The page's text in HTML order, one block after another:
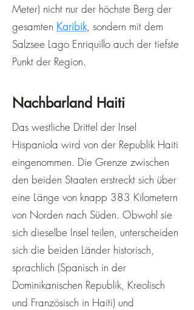
Meter) nicht nur der höchste Berg der
gesamten Karibik, sondern mit dem
Salzsee Lago Enriquillo auch der tiefste
Punkt der Region.
Nachbarland Haiti
Das westliche Drittel der Insel
Hispaniola wird von der Republik Haiti
eingenommen. Die Grenze zwischen
den beiden Staaten erstreckt sich über
eine Länge von knapp 383 Kilometern
von Norden nach Süden. Obwohl sie
sich dieselbe Insel teilen, unterscheiden
sich die beiden Länder historisch,
sprachlich (Spanisch in der
Dominikanischen Republik, Kreolisch
und Französisch in Haiti) und